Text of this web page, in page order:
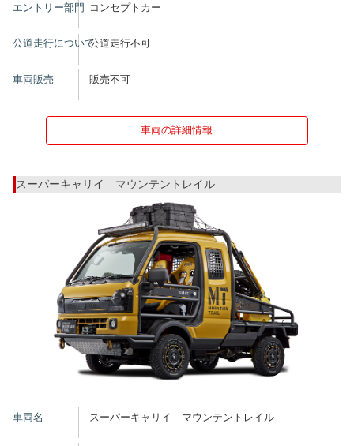
エントリー部門 コンセプトカー
公道走行について公道走行不可
車両販売 販売不可
車両の詳細情報
スーパーキャリイ マウンテントレイル
車両名 スーパーキャリイ マウンテントレイル